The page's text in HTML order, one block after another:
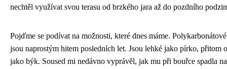
nechtěl využívat svou terasu od brzkého jara až do pozdního
Pojďme se podívat na možnosti, které dnes máme.
jsou naprostým hitem posledních let. Jsou lehké jako pírko, přitom
jako býk. Soused mi nedávno vyprávěl, jak mu při bouřce spadla na